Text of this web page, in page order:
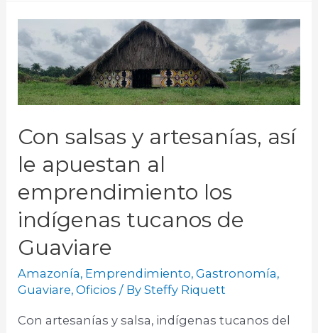
Con salsas y artesanías, así
le apuestan al
emprendimiento los
indígenas tucanos de
Guaviare
Amazonía, Emprendimiento,Gastronomía,
Guaviare,Oficios / BySteffy Riquett
Con artesanías y salsa, indígenas tucanos del